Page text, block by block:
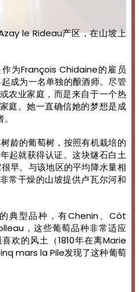
le Rideau产区，在山坡上
为François Chidaine的雇员
成为一名单独的酿酒师。尽管
农业家庭，而是来自于一个热
庭。她一直确信她的梦想是成
龄的葡萄树，按照有机栽培的
起就获得认证。这块燧石白土
早。与该地区的平均降水量相
常干燥的山坡提供卢瓦尔河和
典型品种，有Chenin、Côt
，这些葡萄品种非常适应
欢的风土（1810年在离Marie
mars la Pile发现了这种葡萄